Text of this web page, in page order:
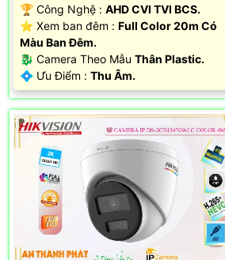
🏆 Công Nghệ : AHD CVI TVI BCS.
⭐ Xem ban đêm : Full Color 20m Có
Màu Ban Đêm.
🐉️ Camera Theo Mẫu Thân Plastic.
️💠 Ưu Điểm : Thu Âm.